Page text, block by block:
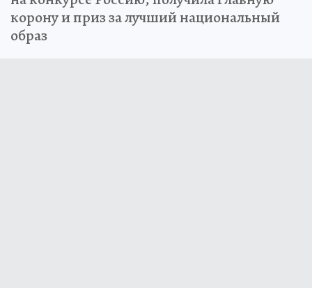
корону и приз за лучший национальный
образ